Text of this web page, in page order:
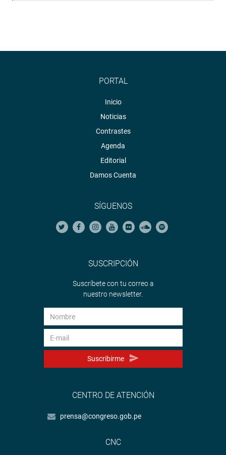
PORTAL
Inicio
Noticias
Contrastes
Agenda
Editorial
Damos Cuenta
SÍGUENOS
SUSCRIPCIÓN
Suscríbete con tu correo a
nuestro newsletter.
Suscribirme
CENTRO DE ATENCIÓN
prensa@congreso.gob.pe
CNC